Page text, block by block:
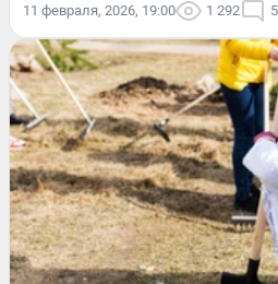
11 февраля, 2026, 19:00 1 292 5